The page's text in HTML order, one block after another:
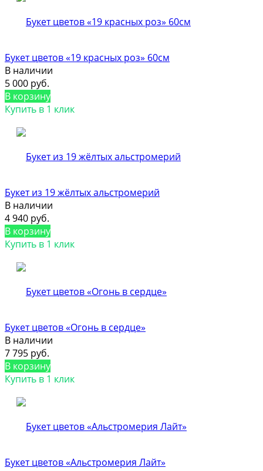
Букет цветов «19 красных роз» 60см
В наличии
5 000 руб.
В корзину
Купить в 1 клик
Букет из 19 жёлтых альстромерий
В наличии
4 940 руб.
В корзину
Купить в 1 клик
Букет цветов «Огонь в сердце»
В наличии
7 795 руб.
В корзину
Купить в 1 клик
Букет цветов «Альстромерия Лайт»